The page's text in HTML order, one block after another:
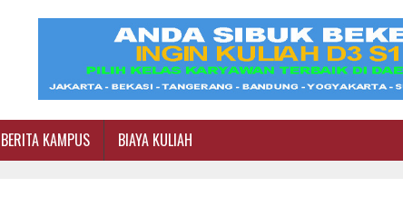
BERITA KAMPUS BIAYA KULIAH